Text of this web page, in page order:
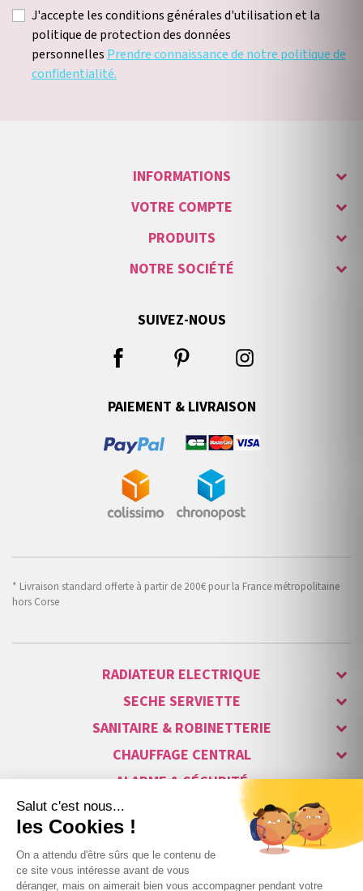
J'accepte les conditions générales d'utilisation et la
politique de protection des données
personnelles Prendre connaissance de notre politique de
confidentialité.
INFORMATIONS
VOTRE COMPTE
PRODUITS
NOTRE SOCIÉTÉ
SUIVEZ-NOUS
PAIEMENT & LIVRAISON
* Livraison standard offerte à partir de 200€ pour la France métropolitaine
hors Corse
RADIATEUR ELECTRIQUE
SECHE SERVIETTE
SANITAIRE & ROBINETTERIE
CHAUFFAGE CENTRAL
ALARME & SÉCURITÉ
MAISON CONNECTÉE
VISIOPHONE & INTERPHONE
LUMINAIRES & ECLAIRAGE